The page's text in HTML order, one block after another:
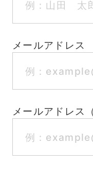
メールアドレス
メールアドレス